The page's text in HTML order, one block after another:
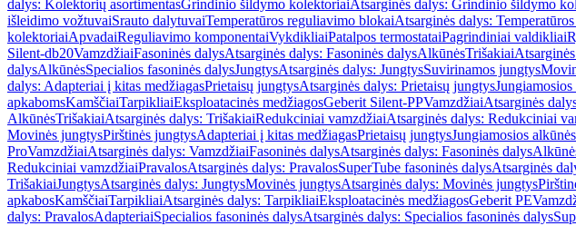
dalys: Kolektorių asortimentasGrindinio šildymo kolektoriaiAtsarginės dalys: Grindinio šildymo
išleidimo vožtuvaiSrauto dalytuvaiTemperatūros reguliavimo blokaiAtsarginės dalys:
kolektoriaiApvadaiReguliavimo komponentaiVykdikliaiPatalpos termostataiPagrindiniai valdikliai
Silent-db20VamzdžiaiFasoninės dalysAtsarginės dalys: Fasoninės dalysAlkūnėsTrišakiai
dalysAlkūnėsSpecialios fasoninės dalysJungtysAtsarginės dalys: JungtysSuvirinamos jungtys
dalys: Adapteriai į kitas medžiagasPrietaisų jungtysAtsarginės dalys: Prietaisų jungtysJungiamosios
apkabomsKamščiaiTarpikliaiEksploatacinės medžiagosGeberit Silent-PPVamzdžiaiAtsarginės
AlkūnėsTrišakiaiAtsarginės dalys: TrišakiaiRedukciniai vamzdžiaiAtsarginės dalys: Redukciniai
Movinės jungtysPirštinės jungtysAdapteriai į kitas medžiagasPrietaisų jungtysJungiamosios alkūnės
ProVamzdžiaiAtsarginės dalys: VamzdžiaiFasoninės dalysAtsarginės dalys: Fasoninės dalys
Redukciniai vamzdžiaiPravalosAtsarginės dalys: PravalosSuperTube fasoninės dalysAtsarginės
TrišakiaiJungtysAtsarginės dalys: JungtysMovinės jungtysAtsarginės dalys: Movinės jungtys
apkabosKamščiaiTarpikliaiAtsarginės dalys: TarpikliaiEksploatacinės medžiagosGeberit PE
dalys: PravalosAdapteriaiSpecialios fasoninės dalysAtsarginės dalys: Specialios fasoninės dalys